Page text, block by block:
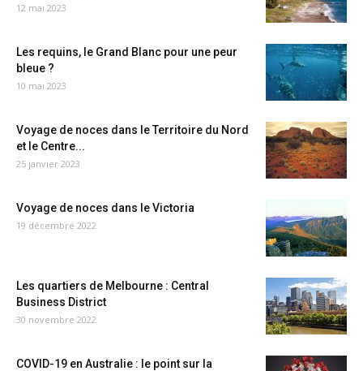
12 mai 2023
Les requins, le Grand Blanc pour une peur
bleue ?
10 mai 2023
Voyage de noces dans le Territoire du Nord
et le Centre...
25 janvier 2023
Voyage de noces dans le Victoria
19 décembre 2022
Les quartiers de Melbourne : Central
Business District
30 novembre 2022
COVID-19 en Australie : le point sur la